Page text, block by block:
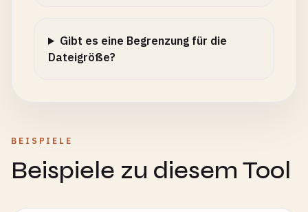
Gibt es eine Begrenzung für die
Dateigröße?
BEISPIELE
Beispiele zu diesem Tool